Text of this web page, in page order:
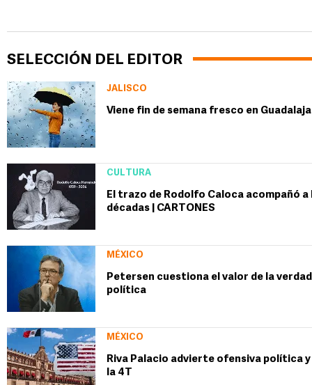
SELECCIÓN DEL EDITOR
JALISCO
Viene fin de semana fresco en
CULTURA
El trazo de Rodolfo Caloca acompañó a
décadas | CARTONES
MÉXICO
Petersen cuestiona el valor de la
política
MÉXICO
Riva Palacio advierte ofensiva política
la 4T